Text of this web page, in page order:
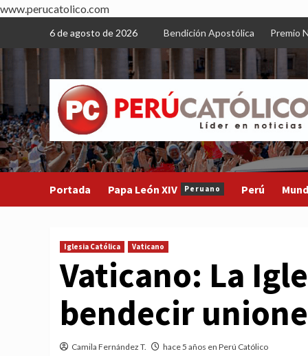
www.perucatolico.com
content
6 de agosto de 2026 Bendición Apostólica Premio
Portada Papa León XIV Peruano Perú
Iglesia Católica Vaticano
Vaticano: La
bendecir
Camila Fernández T. hace 5 años en Perú Católico